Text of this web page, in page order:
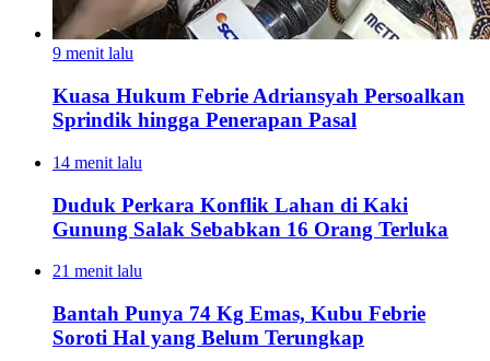
9 menit lalu
Kuasa Hukum Febrie Adriansyah Persoalkan
Sprindik hingga Penerapan Pasal
14 menit lalu
Duduk Perkara Konflik Lahan di Kaki
Gunung Salak Sebabkan 16 Orang Terluka
21 menit lalu
Bantah Punya 74 Kg Emas, Kubu Febrie
Soroti Hal yang Belum Terungkap